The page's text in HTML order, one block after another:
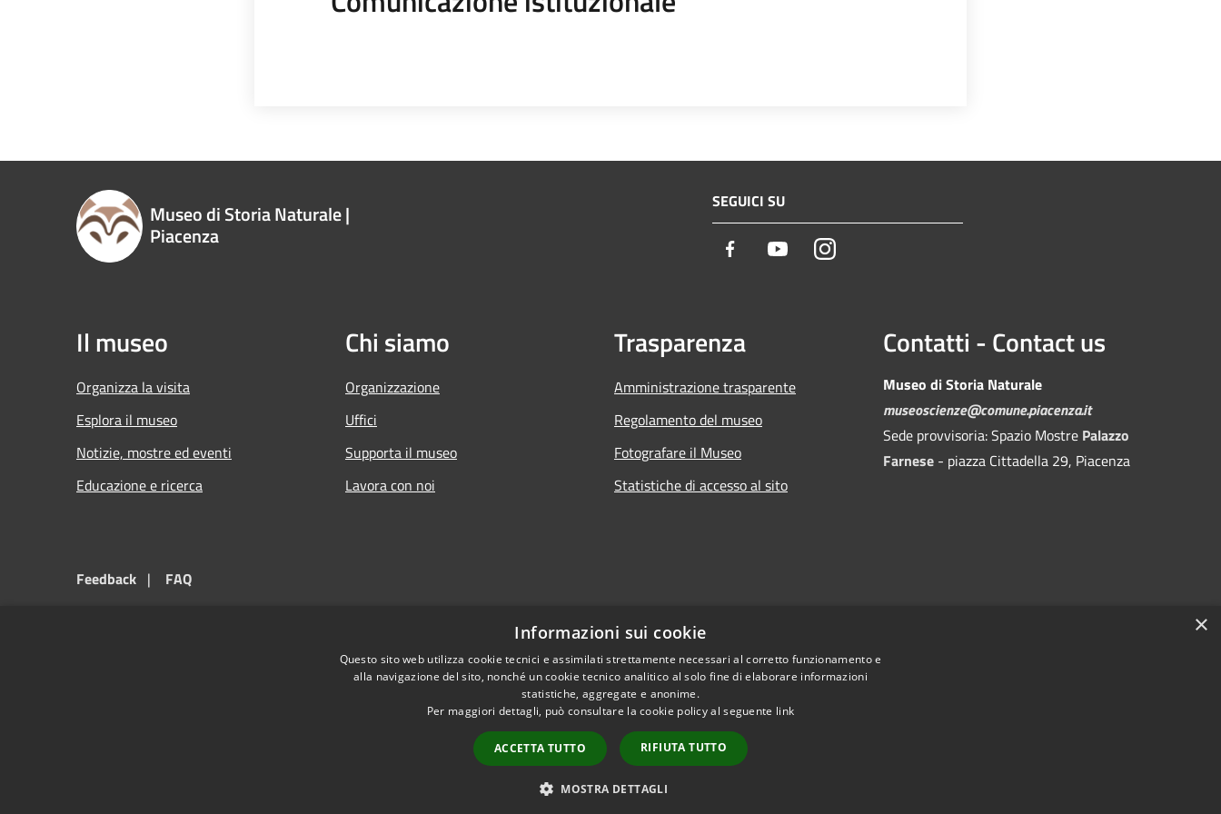
Museo di Storia Naturale |
Piacenza
SEGUICI SU
Facebook YoutubeInstagram
Il museo
Organizza la visita
Esplora il museo
Notizie, mostre ed eventi
Educazione e ricerca
Chi siamo
Organizzazione
Uffici
Supporta il museo
Lavora con noi
Trasparenza
Amministrazione trasparente
Regolamento del museo
Fotografare il Museo
Statistiche di accesso al sito
Contatti - Contact us
Museo di Storia Naturale
museoscienze@comune.piacenza.it
Sede provvisoria: Spazio Mostre Palazzo
Farnese - piazza Cittadella 29, Piacenza
Feedback | FAQ
Sito ufficiale del Museo di Storia Naturale di Piacenza. Questo sito fa parte dei siti web delComune di Piacenza(c.f. - p. IVA 00229080338)
Copyright © 2026 • Museo di Storia Naturale | Piacenza • Powered by
×
Informazioni sui cookie
Questo sito web utilizza cookie tecnici e assimilati strettamente necessari al corretto funzionamento e
alla navigazione del sito, nonché un cookie tecnico analitico al solo fine di elaborare informazioni
statistiche, aggregate e anonime.
Per maggiori dettagli, può consultare la cookie policy al seguente link
ACCETTA TUTTO RIFIUTA TUTTO
MOSTRA DETTAGLI